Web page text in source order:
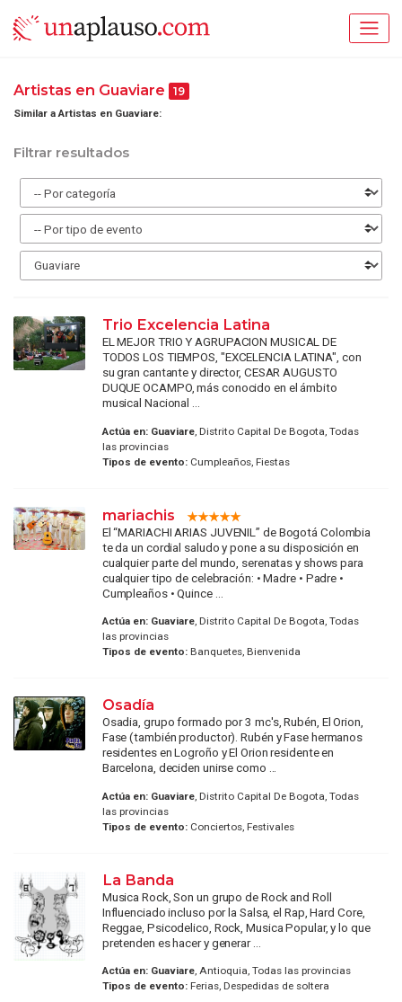
Artistas en Guaviare 19
Similar a Artistas en Guaviare:
Filtrar resultados
Trio Excelencia Latina
EL MEJOR TRIO Y AGRUPACION MUSICAL DE
TODOS LOS TIEMPOS, "EXCELENCIA LATINA", con
su gran cantante y director, CESAR AUGUSTO
DUQUE OCAMPO, más conocido en el ámbito
musical Nacional ...
Actúa en: Guaviare, Distrito Capital De Bogota, Todas
las provincias
Tipos de evento:Cumpleaños, Fiestas
mariachis
El “MARIACHI ARIAS JUVENIL” de Bogotá Colombia
te da un cordial saludo y pone a su disposición en
cualquier parte del mundo, serenatas y shows para
cualquier tipo de celebración: • Madre • Padre •
Cumpleaños • Quince ...
Actúa en: Guaviare, Distrito Capital De Bogota, Todas
las provincias
Tipos de evento:Banquetes, Bienvenida
Osadía
Osadia, grupo formado por 3 mc's, Rubén, El Orion,
Fase (también productor). Rubén y Fase hermanos
residentes en Logroño y El Orion residente en
Barcelona, deciden unirse como ...
Actúa en: Guaviare, Distrito Capital De Bogota, Todas
las provincias
Tipos de evento:Conciertos, Festivales
La Banda
Musica Rock, Son un grupo de Rock and Roll
Influenciado incluso por la Salsa, el Rap, Hard Core,
Reggae, Psicodelico, Rock, Musica Popular, y lo que
pretenden es hacer y generar ...
Actúa en: Guaviare, Antioquia, Todas las provincias
Tipos de evento:Ferias, Despedidas de soltera